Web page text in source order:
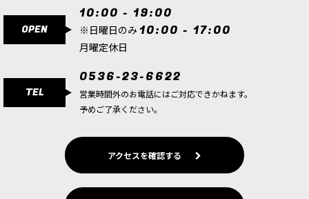
OPEN
10:00 - 19:00
※日曜日のみ 10:00 - 17:00
月曜定休日
TEL
0536-23-6622
営業時間外のお電話にはご対応できかねます。
予めご了承ください。
アクセスを確認する